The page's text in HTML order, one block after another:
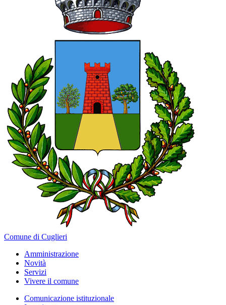
Comune di Cuglieri
Amministrazione
Novità
Servizi
Vivere il comune
Comunicazione istituzionale